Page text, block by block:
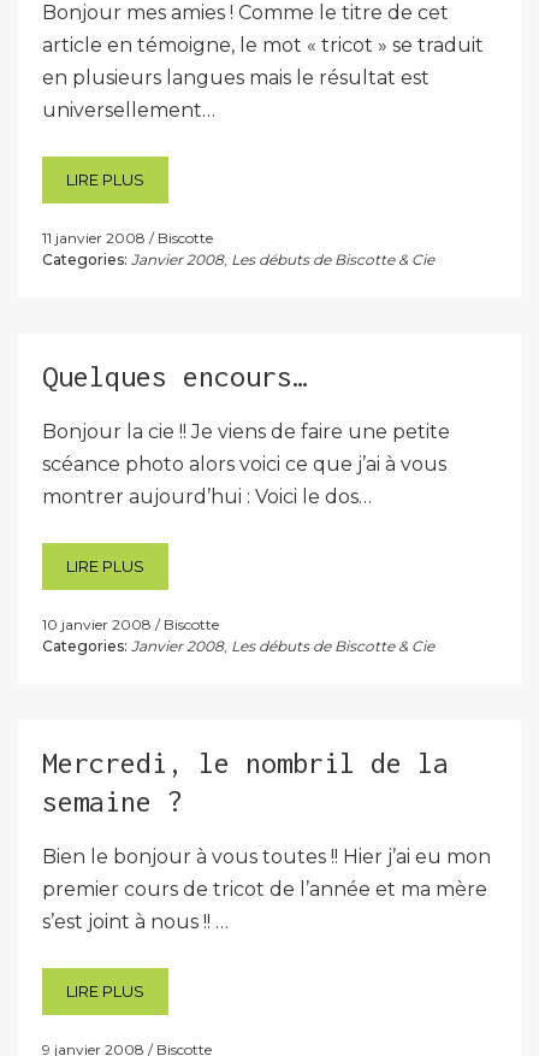
Bonjour mes amies ! Comme le titre de cet
article en témoigne, le mot « tricot » se traduit
en plusieurs langues mais le résultat est
universellement…
LIRE PLUS
11 janvier 2008
Biscotte
Categories: Janvier 2008, Les débuts de Biscotte & Cie
Quelques encours…
Bonjour la cie !! Je viens de faire une petite
scéance photo alors voici ce que j’ai à vous
montrer aujourd’hui : Voici le dos…
LIRE PLUS
10 janvier 2008
Biscotte
Categories: Janvier 2008, Les débuts de Biscotte & Cie
Mercredi, le nombril de la
semaine ?
Bien le bonjour à vous toutes !! Hier j’ai eu mon
premier cours de tricot de l’année et ma mère
s’est joint à nous !! …
LIRE PLUS
9 janvier 2008 Biscotte